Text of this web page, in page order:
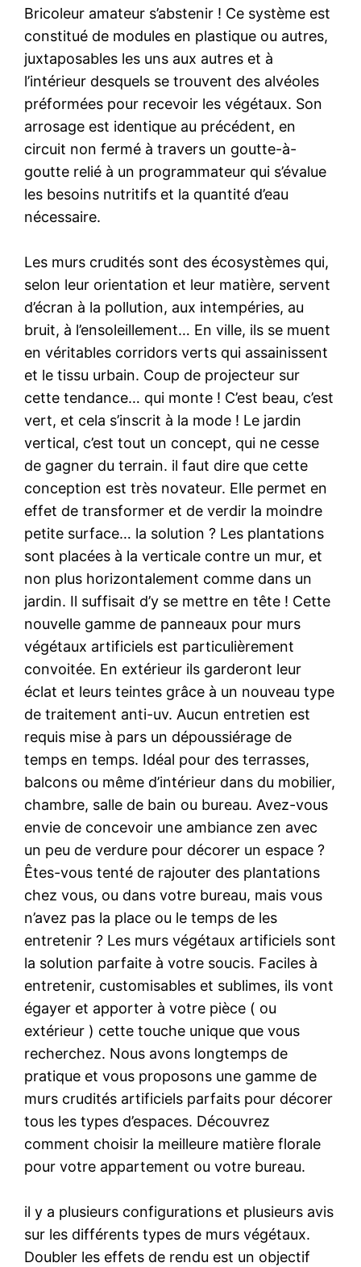
Bricoleur amateur s’abstenir ! Ce système est
constitué de modules en plastique ou autres,
juxtaposables les uns aux autres et à
l’intérieur desquels se trouvent des alvéoles
préformées pour recevoir les végétaux. Son
arrosage est identique au précédent, en
circuit non fermé à travers un goutte-à-
goutte relié à un programmateur qui s’évalue
les besoins nutritifs et la quantité d’eau
nécessaire.
Les murs crudités sont des écosystèmes qui,
selon leur orientation et leur matière, servent
d’écran à la pollution, aux intempéries, au
bruit, à l’ensoleillement… En ville, ils se muent
en véritables corridors verts qui assainissent
et le tissu urbain. Coup de projecteur sur
cette tendance… qui monte ! C’est beau, c’est
vert, et cela s’inscrit à la mode ! Le jardin
vertical, c’est tout un concept, qui ne cesse
de gagner du terrain. il faut dire que cette
conception est très novateur. Elle permet en
effet de transformer et de verdir la moindre
petite surface… la solution ? Les plantations
sont placées à la verticale contre un mur, et
non plus horizontalement comme dans un
jardin. Il suffisait d’y se mettre en tête ! Cette
nouvelle gamme de panneaux pour murs
végétaux artificiels est particulièrement
convoitée. En extérieur ils garderont leur
éclat et leurs teintes grâce à un nouveau type
de traitement anti-uv. Aucun entretien est
requis mise à pars un dépoussiérage de
temps en temps. Idéal pour des terrasses,
balcons ou même d’intérieur dans du mobilier,
chambre, salle de bain ou bureau. Avez-vous
envie de concevoir une ambiance zen avec
un peu de verdure pour décorer un espace ?
Êtes-vous tenté de rajouter des plantations
chez vous, ou dans votre bureau, mais vous
n’avez pas la place ou le temps de les
entretenir ? Les murs végétaux artificiels sont
la solution parfaite à votre soucis. Faciles à
entretenir, customisables et sublimes, ils vont
égayer et apporter à votre pièce ( ou
extérieur ) cette touche unique que vous
recherchez. Nous avons longtemps de
pratique et vous proposons une gamme de
murs crudités artificiels parfaits pour décorer
tous les types d’espaces. Découvrez
comment choisir la meilleure matière florale
pour votre appartement ou votre bureau.
il y a plusieurs configurations et plusieurs avis
sur les différents types de murs végétaux.
Doubler les effets de rendu est un objectif